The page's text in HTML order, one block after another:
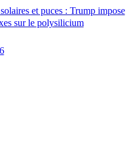
et puces : Trump impose
sur le polysilicium